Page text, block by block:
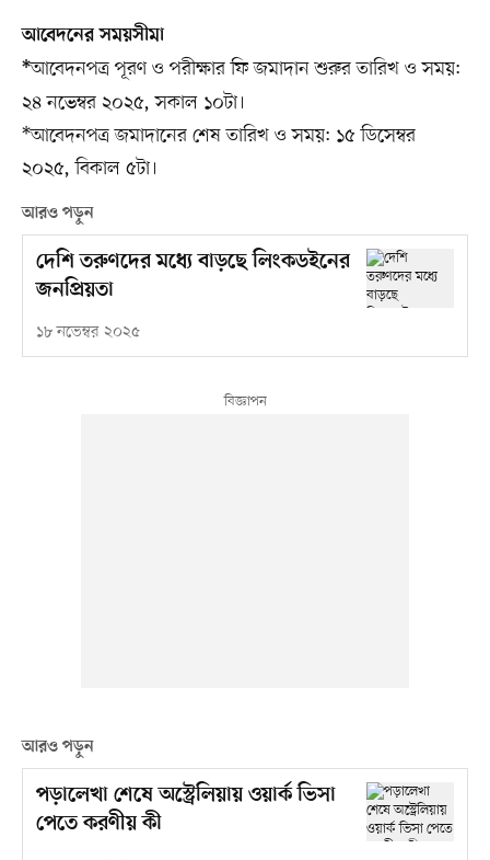
আবেদনের সময়সীমা
*আবেদনপত্র পূরণ ও পরীক্ষার ফি জমাদান শুরুর তারিখ ও সময়:
২৪ নভেম্বর ২০২৫, সকাল ১০টা।
*আবেদনপত্র জমাদানের শেষ তারিখ ও সময়: ১৫ ডিসেম্বর
২০২৫, বিকাল ৫টা।
আরও পড়ুন
দেশি তরুণদের মধ্যে বাড়ছে লিংকডইনের
জনপ্রিয়তা
১৮ নভেম্বর ২০২৫
আরও পড়ুন
পড়ালেখা শেষে অস্ট্রেলিয়ায় ওয়ার্ক ভিসা
পেতে করণীয় কী